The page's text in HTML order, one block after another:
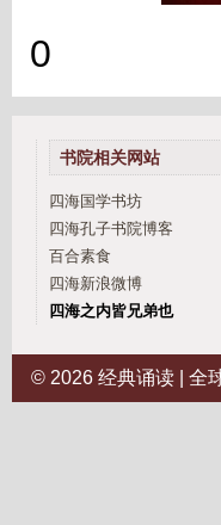
0
书院相关网站
四海国学书坊
四海孔子书院博客
百合素食
四海新浪微博
四海之内皆兄弟也
© 2026 经典诵读 | 全